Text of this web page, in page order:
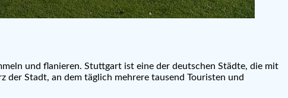
und flanieren. Stuttgart ist eine der deutschen Städte, die mit
der Stadt, an dem täglich mehrere tausend Touristen und